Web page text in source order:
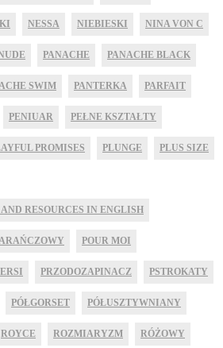
NESSA NIEBIESKI NINA VON C
PANACHE PANACHE BLACK
SWIM PANTERKA PARFAIT
PENIUAR PEŁNE KSZTAŁTY
PROMISES PLUNGE PLUS SIZE
RESOURCES IN ENGLISH
POUR MOI
PRZODOZAPINACZ PSTROKATY
PÓŁGORSET PÓŁUSZTYWNIANY
ROYCE ROZMIARYZM RÓŻOWY